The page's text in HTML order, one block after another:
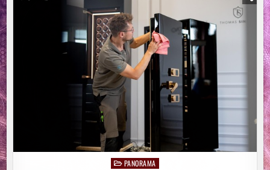
GROHE
EUPHORIA
HELFEN
KANN,
WASSER
ZU
SPAREN
PostedPANORAMA